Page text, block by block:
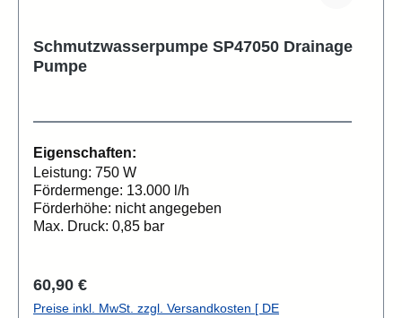
Schmutzwasserpumpe SP47050 Drainage
Pumpe
Eigenschaften:
Leistung: 750 W
Fördermenge: 13.000 l/h
Förderhöhe: nicht angegeben
Max. Druck: 0,85 bar
Regulärer Preis:
60,90 €
Preise inkl. MwSt. zzgl. Versandkosten [ DE